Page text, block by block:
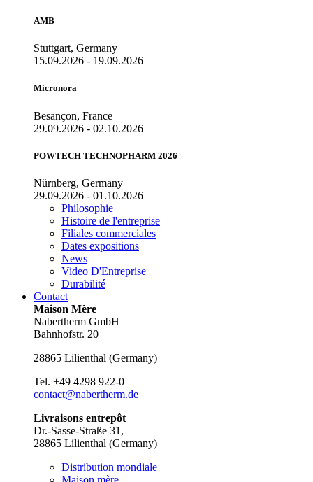
AMB
Stuttgart, Germany
15.09.2026 - 19.09.2026
Micronora
Besançon, France
29.09.2026 - 02.10.2026
POWTECH TECHNOPHARM 2026
Nürnberg, Germany
29.09.2026 - 01.10.2026
Philosophie
Histoire de l'entreprise
Filiales commerciales
Dates expositions
News
Video D'Entreprise
Durabilité
Contact
Maison Mère
Nabertherm GmbH
Bahnhofstr. 20
28865 Lilienthal (Germany)
Tel. +49 4298 922-0
contact@nabertherm.de
Livraisons entrepôt
Dr.-Sasse-Straße 31,
28865 Lilienthal (Germany)
Distribution mondiale
Maison mère